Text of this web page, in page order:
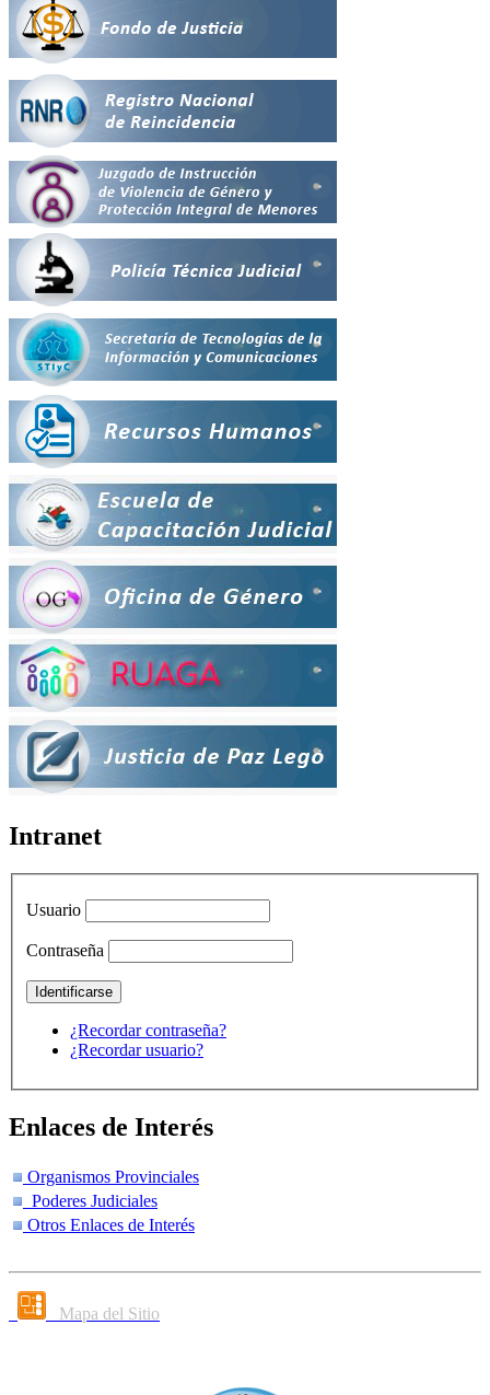
Intranet
Usuario
Contraseña
¿Recordar contraseña?
¿Recordar usuario?
Enlaces de Interés
Organismos Provinciales
Poderes Judiciales
Otros Enlaces de Interés
Mapa del Sitio